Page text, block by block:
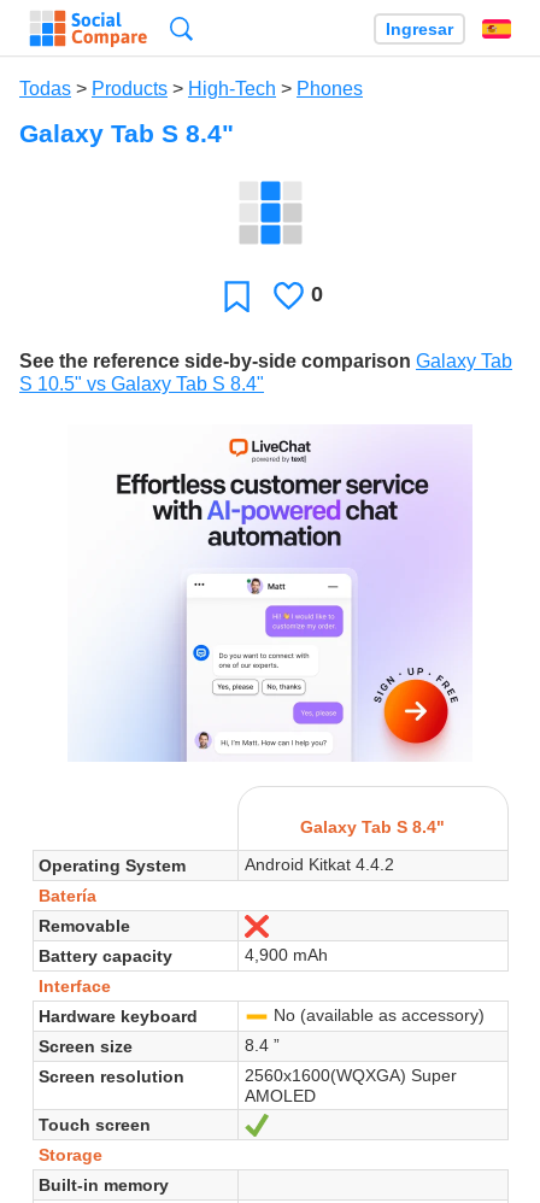
Ingresar
Todas > Products > High-Tech > Phones
Galaxy Tab S 8.4"
Favoritos
Le
0
See the reference side-by-side comparison Galaxy Tab
S 10.5" vs Galaxy Tab S 8.4"
Galaxy Tab S 8.4"
Operating System
Android Kitkat 4.4.2
Batería
Removable
No
Battery capacity
4,900 mAh
Interface
Hardware keyboard
No (available as accessory)
Screen size
8.4 ”
Screen resolution
2560x1600(WQXGA) Super
AMOLED
Touch screen
Storage
Built-in memory